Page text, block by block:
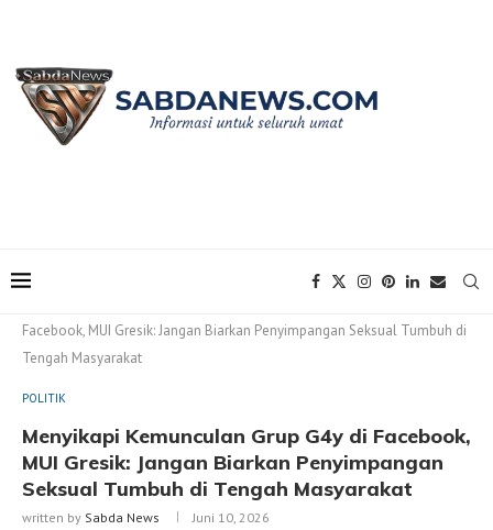
Facebook, MUI Gresik: Jangan Biarkan Penyimpangan Seksual Tumbuh di
Tengah Masyarakat
POLITIK
Menyikapi Kemunculan Grup G4y di Facebook,
MUI Gresik: Jangan Biarkan Penyimpangan
Seksual Tumbuh di Tengah Masyarakat
written by Sabda News Juni 10, 2026